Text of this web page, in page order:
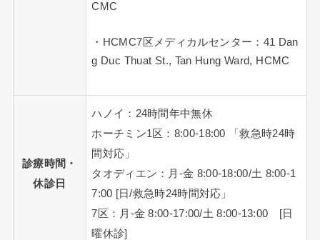
CMC
・HCMC7区メディカルセンター：41 Dan
g Duc Thuat St., Tan Hung Ward, HCMC
診療時間・
休診日
ハノイ：24時間年中無休
ホーチミン1区：8:00-18:00 「救急時24時
間対応」
タオディエン：月-金 8:00-18:00/土 8:00-1
7:00 [日/救急時24時間対応」
7区：月-金 8:00-17:00/土 8:00-13:00 [日
曜休診]